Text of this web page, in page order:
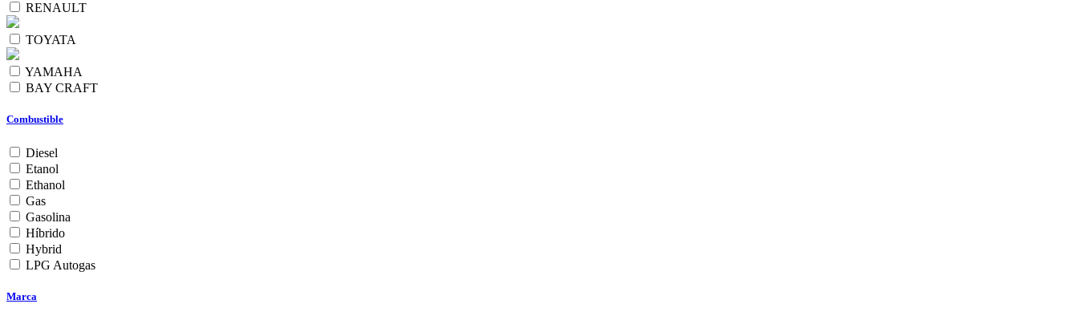
RENAULT
TOYATA
YAMAHA
BAY CRAFT
Combustible
Diesel
Etanol
Ethanol
Gas
Gasolina
Híbrido
Hybrid
LPG Autogas
Marca